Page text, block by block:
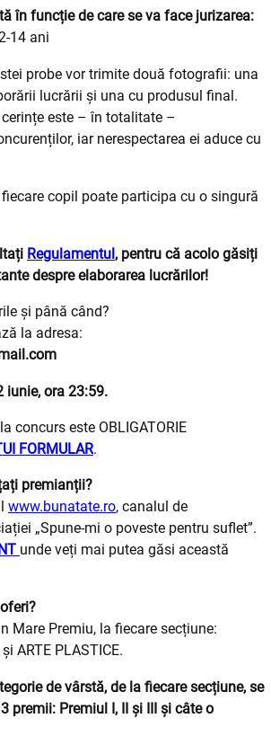
în funcție de care se va face jurizarea:
14 ani
probe vor trimite două fotografii: una
lucrării și una cu produsul final.
este – în totalitate –
iar nerespectarea ei aduce cu
copil poate participa cu o singură
Regulamentul, pentru că acolo găsiți
despre elaborarea lucrărilor!
și până când?
la adresa:
iunie, ora 23:59.
concurs este OBLIGATORIE
FORMULAR.
premianții?
www.bunatate.ro, canalul de
„Spune-mi o poveste pentru suflet”.
unde veți mai putea găsi această
Mare Premiu, la fiecare secțiune:
ARTE PLASTICE.
de vârstă, de la fiecare secțiune, se
premii: Premiul I, II și III și câte o